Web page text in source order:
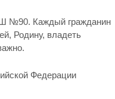
№90. Каждый гражданин
Родину, владеть
Федерации